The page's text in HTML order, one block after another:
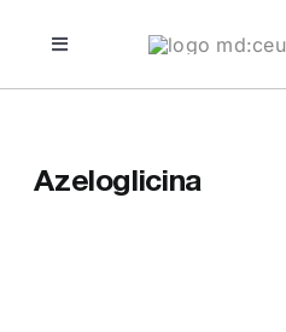
Toggle
tratamientos domiciliarios
Azeloglicina